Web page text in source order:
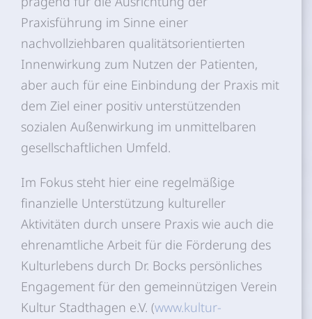
Praxisführung im Sinne einer
nachvollziehbaren qualitätsorientierten
Innenwirkung zum Nutzen der Patienten,
aber auch für eine Einbindung der Praxis mit
dem Ziel einer positiv unterstützenden
sozialen Außenwirkung im unmittelbaren
gesellschaftlichen Umfeld.
Im Fokus steht hier eine regelmäßige
finanzielle Unterstützung kultureller
Aktivitäten durch unsere Praxis wie auch die
ehrenamtliche Arbeit für die Förderung des
Kulturlebens durch Dr. Bocks persönliches
Engagement für den gemeinnützigen Verein
Kultur Stadthagen e.V. (www.kultur-